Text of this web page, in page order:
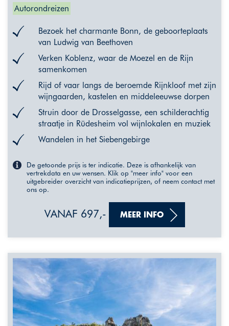
Autorondreizen
Bezoek het charmante Bonn, de geboorteplaats
van Ludwig van Beethoven
Verken Koblenz, waar de Moezel en de Rijn
samenkomen
Rijd of vaar langs de beroemde Rijnkloof met zijn
wijngaarden, kastelen en middeleeuwse dorpen
Struin door de Drosselgasse, een schilderachtig
straatje in Rüdesheim vol wijnlokalen en muziek
Wandelen in het Siebengebirge
De getoonde prijs is ter indicatie. Deze is afhankelijk van
vertrekdata en uw wensen. Klik op "meer info" voor een
uitgebreider overzicht van indicatieprijzen, of neem contact met
ons op.
VANAF 697,- MEER INFO